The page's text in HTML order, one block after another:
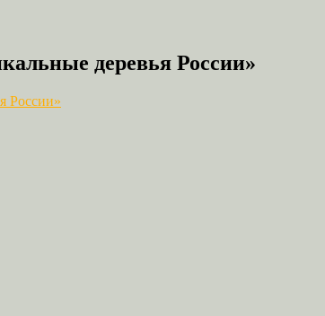
деревья России»